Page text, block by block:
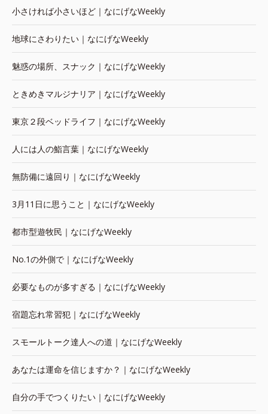
小さければ小さいほど｜なにげなWeekly
地球にさわりたい｜なにげなWeekly
魅惑の場所、スナック｜なにげなWeekly
ときめきマルジナリア｜なにげなWeekly
東京２段ベッドライフ｜なにげなWeekly
人には人の鮨言葉｜なにげなWeekly
無防備に遠回り｜なにげなWeekly
3月11日に思うこと｜なにげなWeekly
都市型遊牧民｜なにげなWeekly
No.1の外側で｜なにげなWeekly
必要なものが多すぎる｜なにげなWeekly
宿題忘れ常習犯｜なにげなWeekly
スモールトーク達人への道｜なにげなWeekly
あなたは運命を信じますか？｜なにげなWeekly
自分の手でつくりたい｜なにげなWeekly